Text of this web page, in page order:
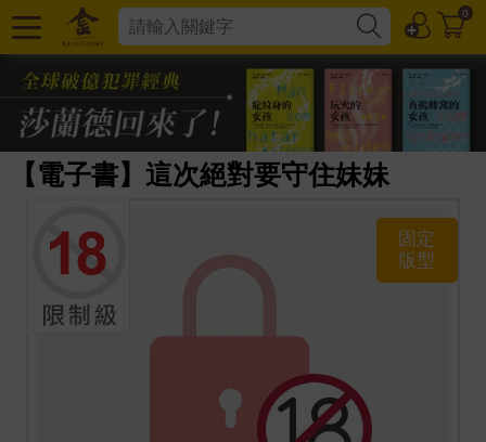
0
【電子書】這次絕對要守住妹妹
固定
版型